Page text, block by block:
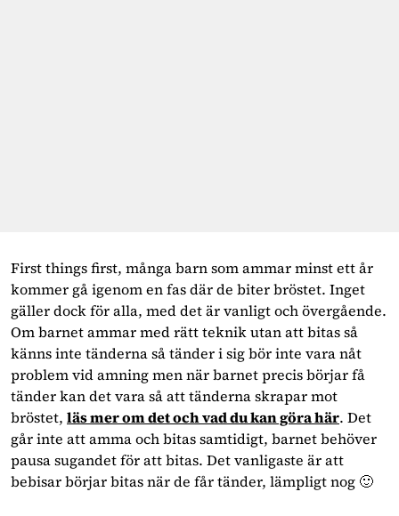
First things first, många barn som ammar minst ett år
kommer gå igenom en fas där de biter bröstet. Inget
gäller dock för alla, med det är vanligt och övergående.
Om barnet ammar med rätt teknik utan att bitas så
känns inte tänderna så tänder i sig bör inte vara nåt
problem vid amning men när barnet precis börjar få
tänder kan det vara så att tänderna skrapar mot
bröstet, läs mer om det och vad du kan göra här. Det
går inte att amma och bitas samtidigt, barnet behöver
pausa sugandet för att bitas. Det vanligaste är att
bebisar börjar bitas när de får tänder, lämpligt nog 🙂